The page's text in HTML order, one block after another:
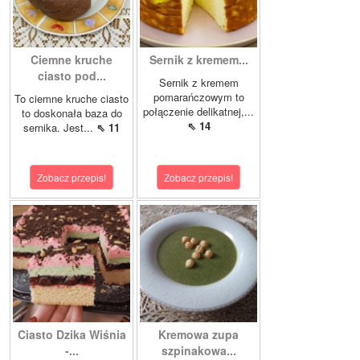
Ciemne kruche
ciasto pod...
To ciemne kruche ciasto
to doskonała baza do
sernika. Jest... ⇖ 11
Zobacz przepis!
Sernik z kremem...
Sernik z kremem
pomarańczowym to
połączenie delikatnej,...
⇖ 14
Zobacz przepis!
Ciasto Dzika Wiśnia
-...
Kremowa zupa
szpinakowa...